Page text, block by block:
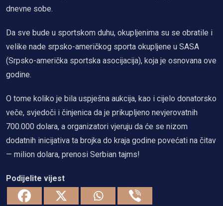
dnevne sobe.
Da sve bude u sportskom duhu, okupljenima su se obratile i
velike nade srpsko-američkog sporta okupljene u SASA
(Srpsko-američka sportska asocijacija), koja je osnovana ove
godine.
O tome koliko je bila uspješna aukcija, kao i cijelo donatorsko
veče, svjedoči i činjenica da je prikupljeno nevjerovatnih
700.000 dolara, a organizatori vjeruju da će se nizom
dodatnih inicijativa ta brojka do kraja godine povećati na čitav
— milion dolara, prenosi Serbian tajms!
Podijelite vijest